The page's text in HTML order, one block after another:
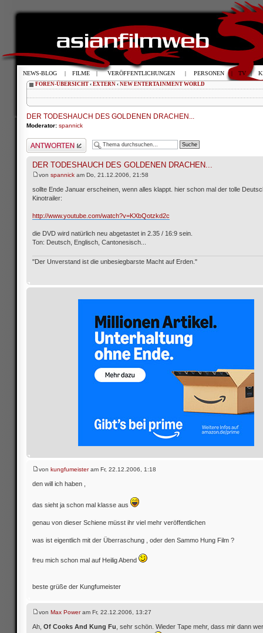
FOREN-ÜBERSICHT ‹ EXTERN ‹ NEW ENTERTAINMENT WORLD
DER TODESHAUCH DES GOLDENEN DRACHEN...
Moderator: spannick
Antwort schreiben
DER TODESHAUCH DES GOLDENEN DRACHEN...
von spannick am Do, 21.12.2006, 21:58
sollte Ende Januar erscheinen, wenn alles klappt. hier schon mal der tolle
Kinotrailer:
http://www.youtube.com/watch?v=KXbQotzkd2c
die DVD wird natürlich neu abgetastet in 2.35 / 16:9 sein.
Ton: Deutsch, Englisch, Cantonesisch...
"Der Unverstand ist die unbesiegbarste Macht auf Erden."
von kungfumeisteram Fr, 22.12.2006, 1:18
den will ich haben ,
das sieht ja schon mal klasse aus
genau von dieser Schiene müsst ihr viel mehr veröffentlichen
was ist eigentlich mit der Überraschung , oder den Sammo Hung Film ?
freu mich schon mal auf Heilig Abend
beste grüße der Kungfumeister
von Max Poweram Fr, 22.12.2006, 13:27
Ah, Of Cooks And Kung Fu , sehr schön. Wieder Tape mehr, dass mir dann
NEWS-BLOG | FILME | VERÖFFENTLICHUNGEN | PERSONEN | TV |